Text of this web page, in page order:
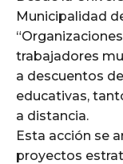
Municipalidad
trabajadores
a descuentos
educativas,
a distancia.
Esta acción se
proyectos